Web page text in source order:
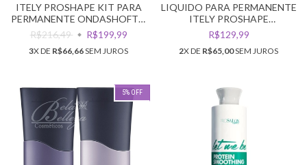
ITELY PROSHAPE KIT PARA
PERMANENTE ONDASHOFT 1
+ NEUTRASOFT
R$216,49 R$199,99
3X DE R$66,66SEM JUROS
LIQUIDO PARA PERMANENTE
ITELY PROSHAPE
ONDASHOFT 2 240ML
R$129,99
2X DE R$65,00SEM JUROS
5% OFF